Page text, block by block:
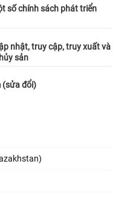
số chính sách phát triển
nhật, truy cập, truy xuất và
sản
(sửa đổi)